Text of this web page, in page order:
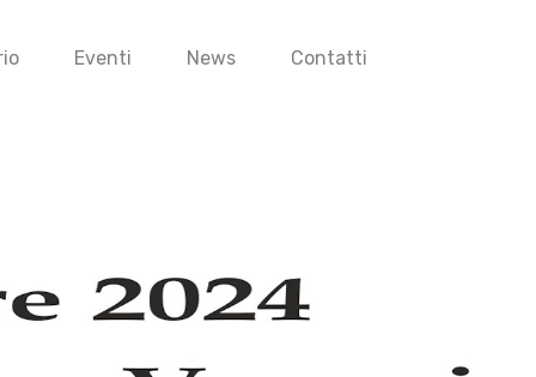
Eventi News Contatti